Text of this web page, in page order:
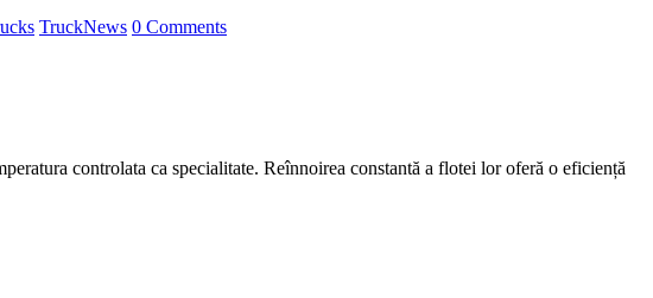
TruckNews 0 Comments
controlata ca specialitate. Reînnoirea constantă a flotei lor oferă o eficiență